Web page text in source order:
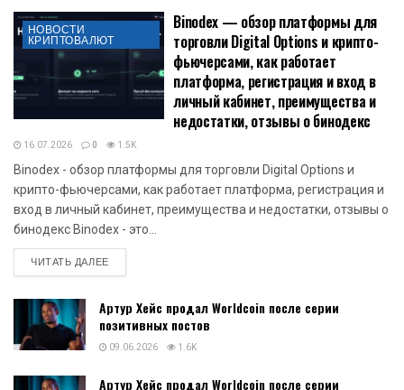
Подписывайтесь на страницы новостей криптовалют -
Telegram,Twitter,Facebook,OK
НОВОСТИ
КРИПТОВАЛЮТ
Binodex — обзор платформы для
торговли Digital Options и крипто-
фьючерсами, как работает
платформа, регистрация и вход в
личный кабинет, преимущества и
недостатки, отзывы о бинодекс
16.07.2026 0 1.5K
Binodex - обзор платформы для торговли Digital Options и
крипто-фьючерсами, как работает платформа, регистрация и
вход в личный кабинет, преимущества и недостатки, отзывы о
бинодекс Binodex - это...
ЧИТАТЬ ДАЛЕЕDETAILS
Артур Хейс продал Worldcoin после серии
позитивных постов
09.06.2026 1.6K
Артур Хейс продал Worldcoin после серии